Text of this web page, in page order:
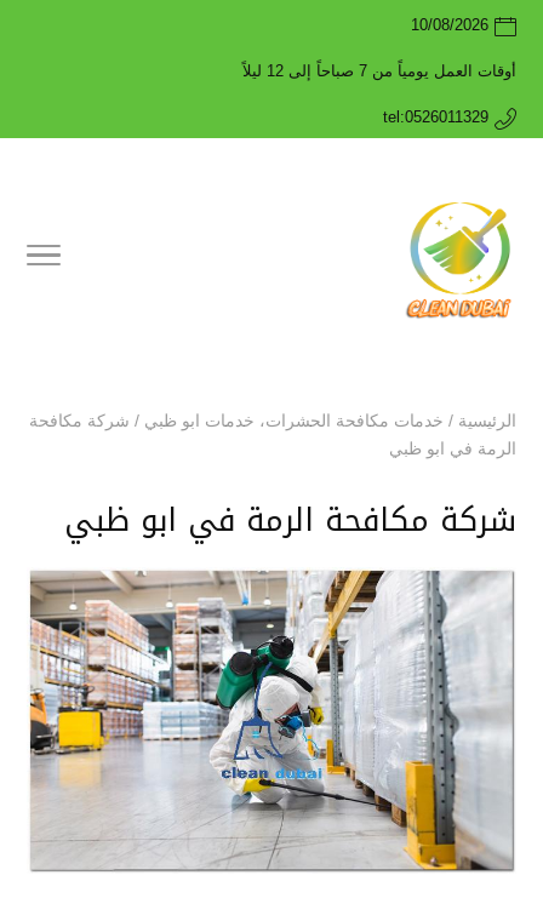
10/08/2026
أوقات العمل يومياً من 7 صباحاً إلى 12 ليلاً
tel:0526011329
الرئيسية / خدمات مكافحة الحشرات، خدمات ابو ظبي / شركة مكافحة
الرمة في ابو ظبي
شركة مكافحة الرمة في ابو ظبي